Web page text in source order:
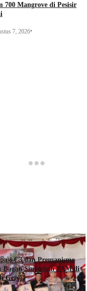
700 Mangrove di Pesisir
7, 2026•
C3 dan Premanisme
Bagan Sinembah PAM di
Gereja